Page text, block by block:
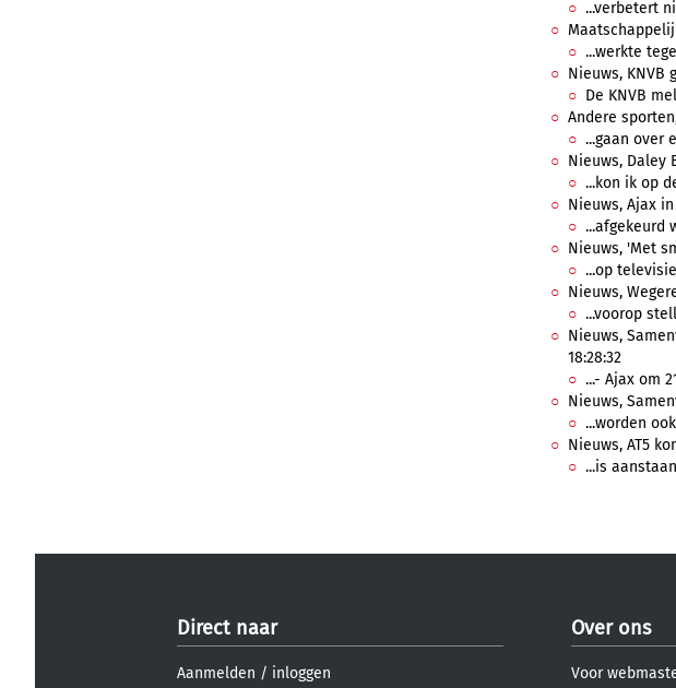
...verbetert
...werkte
Nieuws, KNVB
De KNVB
Andere
...gaan over
Nieuws, Daley
...kon ik op
Nieuws, Ajax
...afgekeurd
Nieuws, 'Met
...op
Nieuws,
...voorop
Nieuws,
18:28:32
...- Ajax om
Nieuws,
...worden
Nieuws, AT5
...is
Direct naar
Aanmelden / inloggen
Over ons
Voor